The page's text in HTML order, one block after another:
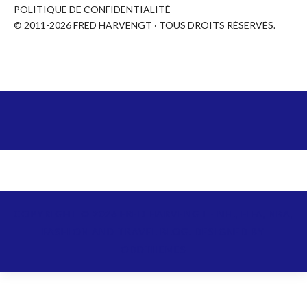
POLITIQUE DE CONFIDENTIALITÉ
© 2011-2026 FRED HARVENGT · TOUS DROITS RÉSERVÉS.